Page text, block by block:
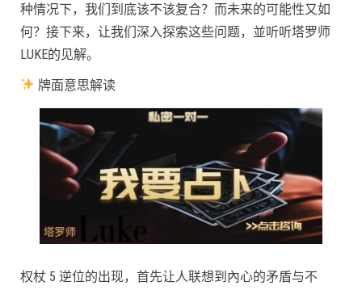
种情况下，我们到底该不该复合？而未来的可能性又如
何？接下来，让我们深入探索这些问题，並听听塔罗师
LUKE的见解。
牌面意思解读
权杖 5 逆位的出现，首先让人联想到內心的矛盾与不